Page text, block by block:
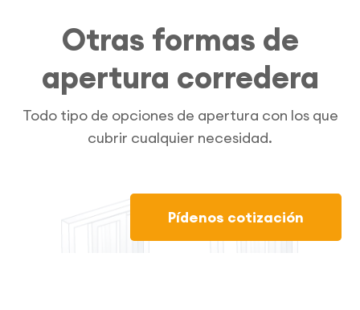
Otras formas de
apertura corredera
Todo tipo de opciones de apertura con los que
cubrir cualquier necesidad.
Pídenos cotización